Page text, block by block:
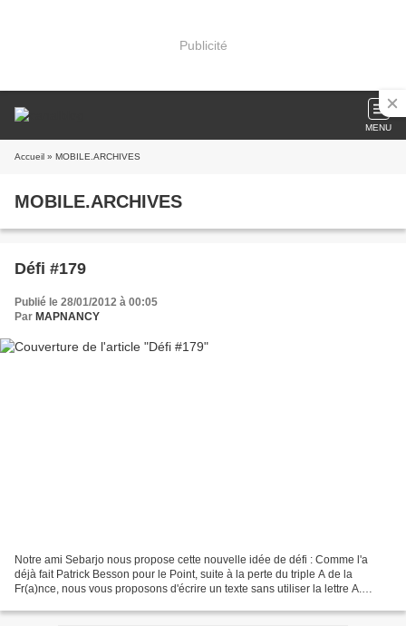
Publicité
MENU
Accueil » MOBILE.ARCHIVES
MOBILE.ARCHIVES
Défi #179
Publié le 28/01/2012 à 00:05
Par MAPNANCY
Notre ami Sebarjo nous propose cette nouvelle idée de défi : Comme l'a
déjà fait Patrick Besson pour le Point, suite à la perte du triple A de la
Fr(a)nce, nous vous proposons d'écrire un texte sans utiliser la lettre A.